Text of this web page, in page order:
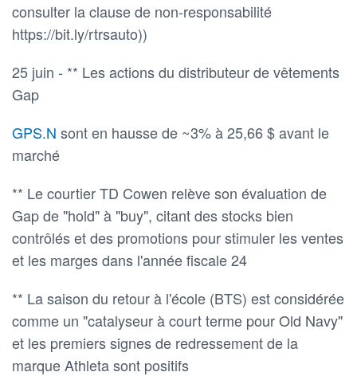
consulter la clause de non-responsabilité
https://bit.ly/rtrsauto))
25 juin - ** Les actions du distributeur de vêtements
Gap
GPS.N sont en hausse de ~3% à 25,66 $ avant le
marché
** Le courtier TD Cowen relève son évaluation de
Gap de "hold" à "buy", citant des stocks bien
contrôlés et des promotions pour stimuler les ventes
et les marges dans l'année fiscale 24
** La saison du retour à l'école (BTS) est considérée
comme un "catalyseur à court terme pour Old Navy"
et les premiers signes de redressement de la
marque Athleta sont positifs